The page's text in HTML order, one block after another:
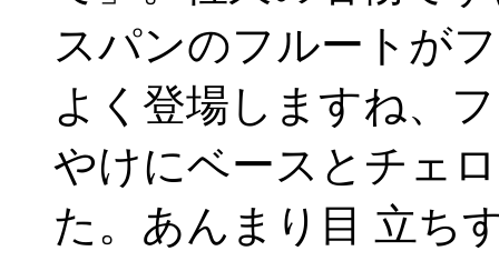
スパンのフルートが
よく登場しますね、
やけにベースとチェ
た。あんまり目 立ち